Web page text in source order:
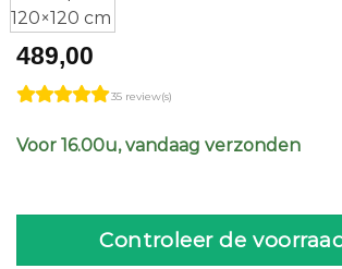
489,00
35 review(s)
Voor 16.00u, vandaag verzonden
Controleer de